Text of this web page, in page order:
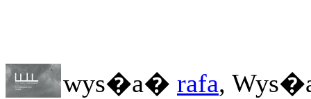
wys�a� rafa,